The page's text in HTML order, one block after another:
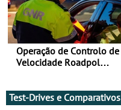
Operação de Controlo de
Velocidade Roadpol
Test-Drives e Comparativos